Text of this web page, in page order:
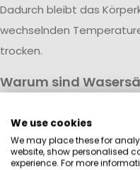
Dadurch bleibt das
wechselnden
trocken.
Warum sind
Eine hochwertige
Wasserdichtigkeit mit
Wassersäule vor Regen,
We use cookies
We may place these for
website, show personalised
experience. For more